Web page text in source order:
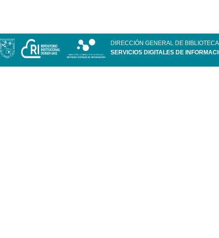
DIRECCIÓN GENERAL DE
SERVICIOS DIGITALES DE